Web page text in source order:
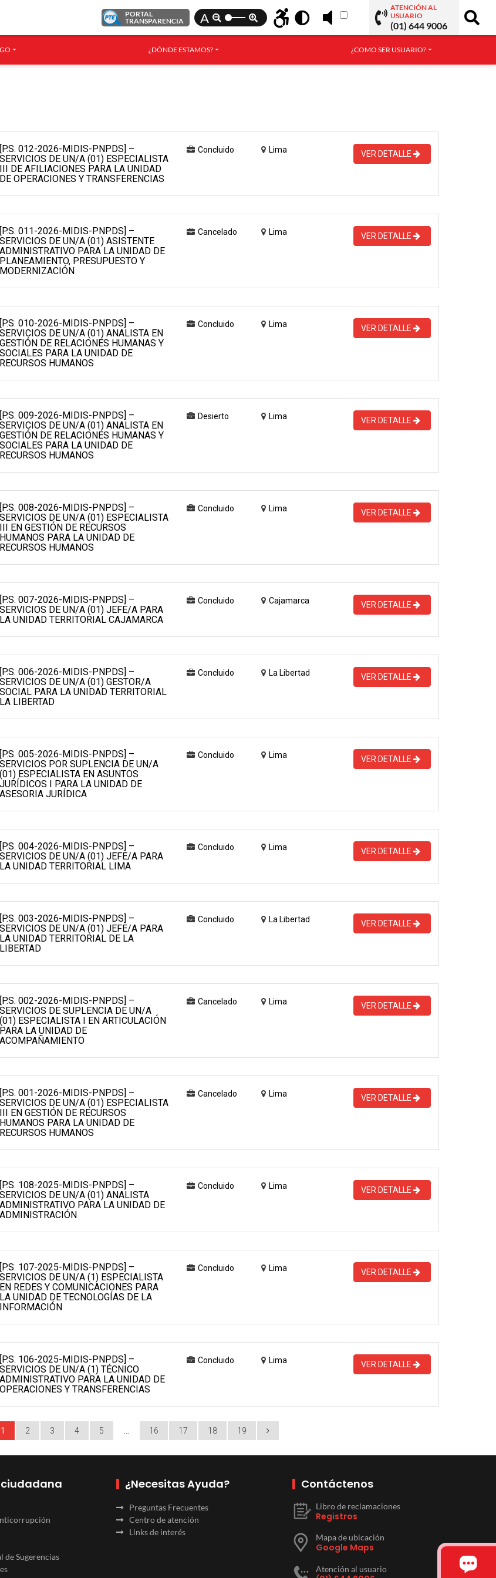
PORTAL
TRANSPARENCIA
A
ATENCIÓN AL
USUARIO
(01) 644 9006
¿DÓNDE ESTAMOS? ¿COMO SER USUARIO?
[P.S. 012-2026-MIDIS-PNPDS] –
SERVICIOS DE UN/A (01) ESPECIALISTA
III DE AFILIACIONES PARA LA UNIDAD
DE OPERACIONES Y TRANSFERENCIAS
Concluido Lima VER DETALLE
[P.S. 011-2026-MIDIS-PNPDS] –
SERVICIOS DE UN/A (01) ASISTENTE
ADMINISTRATIVO PARA LA UNIDAD DE
PLANEAMIENTO, PRESUPUESTO Y
MODERNIZACIÓN
Cancelado Lima VER DETALLE
[P.S. 010-2026-MIDIS-PNPDS] –
SERVICIOS DE UN/A (01) ANALISTA EN
GESTIÓN DE RELACIONES HUMANAS Y
SOCIALES PARA LA UNIDAD DE
RECURSOS HUMANOS
Concluido Lima VER DETALLE
[P.S. 009-2026-MIDIS-PNPDS] –
SERVICIOS DE UN/A (01) ANALISTA EN
GESTIÓN DE RELACIONES HUMANAS Y
SOCIALES PARA LA UNIDAD DE
RECURSOS HUMANOS
Desierto Lima VER DETALLE
[P.S. 008-2026-MIDIS-PNPDS] –
SERVICIOS DE UN/A (01) ESPECIALISTA
III EN GESTIÓN DE RECURSOS
HUMANOS PARA LA UNIDAD DE
RECURSOS HUMANOS
Concluido Lima VER DETALLE
[P.S. 007-2026-MIDIS-PNPDS] –
SERVICIOS DE UN/A (01) JEFE/A PARA
LA UNIDAD TERRITORIAL CAJAMARCA
Concluido Cajamarca VER DETALLE
[P.S. 006-2026-MIDIS-PNPDS] –
SERVICIOS DE UN/A (01) GESTOR/A
SOCIAL PARA LA UNIDAD TERRITORIAL
LA LIBERTAD
Concluido La Libertad VER DETALLE
[P.S. 005-2026-MIDIS-PNPDS] –
SERVICIOS POR SUPLENCIA DE UN/A
(01) ESPECIALISTA EN ASUNTOS
JURÍDICOS I PARA LA UNIDAD DE
ASESORIA JURÍDICA
Concluido Lima VER DETALLE
[P.S. 004-2026-MIDIS-PNPDS] –
SERVICIOS DE UN/A (01) JEFE/A PARA
LA UNIDAD TERRITORIAL LIMA
Concluido Lima VER DETALLE
[P.S. 003-2026-MIDIS-PNPDS] –
SERVICIOS DE UN/A (01) JEFE/A PARA
LA UNIDAD TERRITORIAL DE LA
LIBERTAD
Concluido La Libertad VER DETALLE
[P.S. 002-2026-MIDIS-PNPDS] –
SERVICIOS DE SUPLENCIA DE UN/A
(01) ESPECIALISTA I EN ARTICULACIÓN
PARA LA UNIDAD DE
ACOMPAÑAMIENTO
Cancelado Lima VER DETALLE
[P.S. 001-2026-MIDIS-PNPDS] –
SERVICIOS DE UN/A (01) ESPECIALISTA
III EN GESTIÓN DE RECURSOS
HUMANOS PARA LA UNIDAD DE
RECURSOS HUMANOS
Cancelado Lima VER DETALLE
[P.S. 108-2025-MIDIS-PNPDS] –
SERVICIOS DE UN/A (01) ANALISTA
ADMINISTRATIVO PARA LA UNIDAD DE
ADMINISTRACIÓN
Concluido Lima VER DETALLE
[P.S. 107-2025-MIDIS-PNPDS] –
SERVICIOS DE UN/A (1) ESPECIALISTA
EN REDES Y COMUNICACIONES PARA
LA UNIDAD DE TECNOLOGÍAS DE LA
INFORMACIÓN
Concluido Lima VER DETALLE
[P.S. 106-2025-MIDIS-PNPDS] –
SERVICIOS DE UN/A (1) TÉCNICO
ADMINISTRATIVO PARA LA UNIDAD DE
OPERACIONES Y TRANSFERENCIAS
Concluido Lima VER DETALLE
1 2 3 4 5 16 17 18 19
de Sugerencias
¿Necesitas Ayuda?
Preguntas Frecuentes
Centro de atención
Links de interés
Contáctenos
Libro de reclamaciones
Registros
Mapa de ubicación
Google Maps
Atención al usuario